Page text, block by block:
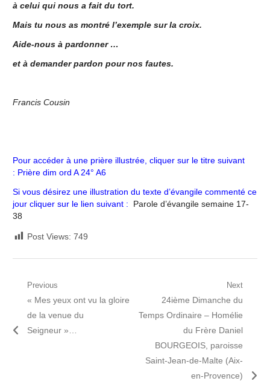
à celui qui nous a fait du tort.
Mais tu nous as montré l’exemple sur la croix.
Aide-nous à pardonner …
et à demander pardon pour nos fautes.
Francis Cousin
Pour accéder à une prière illustrée, cliquer sur le titre suivant
: Prière dim ord A 24° A6
Si vous désirez une illustration du texte d’évangile commenté ce
jour cliquer sur le lien suivant :
Parole d’évangile semaine 17-
38
Post Views: 749
Navigation
l’article
Previous
Previous
post:
« Mes yeux ont vu la gloire
de la venue du
Seigneur »…
Next
Next
post:
24ième Dimanche du
Temps Ordinaire – Homélie
du Frère Daniel
BOURGEOIS, paroisse
Saint-Jean-de-Malte (Aix-
en-Provence)